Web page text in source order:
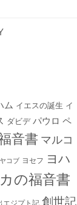
ム イエスの誕生 イ
ダビデ パウロ ペ
音書 マルコ
ヤコブ ヨセフ ヨハ
の福音書
エジプト記 創世記